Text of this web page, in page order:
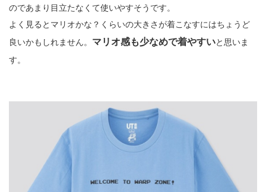
のであまり目立たなくて使いやすそうです。
よく見るとマリオかな？くらいの大きさが着こなすにはちょうど
良いかもしれません。 マリオ感も少なめで着やすいと思いま
す。